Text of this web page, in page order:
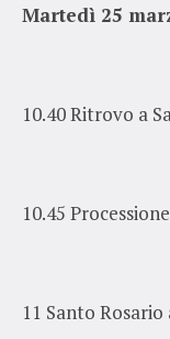
Martedì 25
10.40 Ritrovo a
10.45
11 Santo